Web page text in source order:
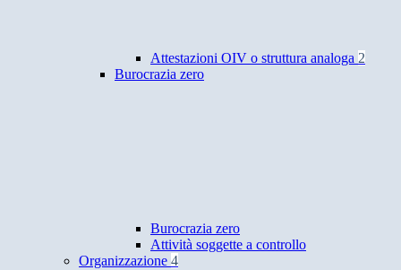
Attestazioni OIV o struttura analoga 2
Burocrazia zero
Burocrazia zero
Attività soggette a controllo
Organizzazione 4